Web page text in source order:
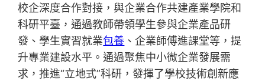
校企深度合作對接，與企業合作共建產業學院和
科研平臺，通過教師帶領學生參與企業產品研
發、學生實習就業包養 、企業師傅進課堂等，提
升專業建設水平。通過聚焦中小微企業發展需
求，推進“立地式”科研，發揮了學校技術創新應